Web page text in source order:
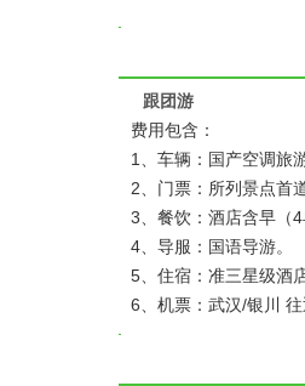
跟团游
费用包含：
1、车辆：国产空调旅
2、门票：所列景点首
3、餐饮：酒店含早（4
4、导服：国语导游。
5、住宿：准三星级酒
6、机票：武汉/银川 往